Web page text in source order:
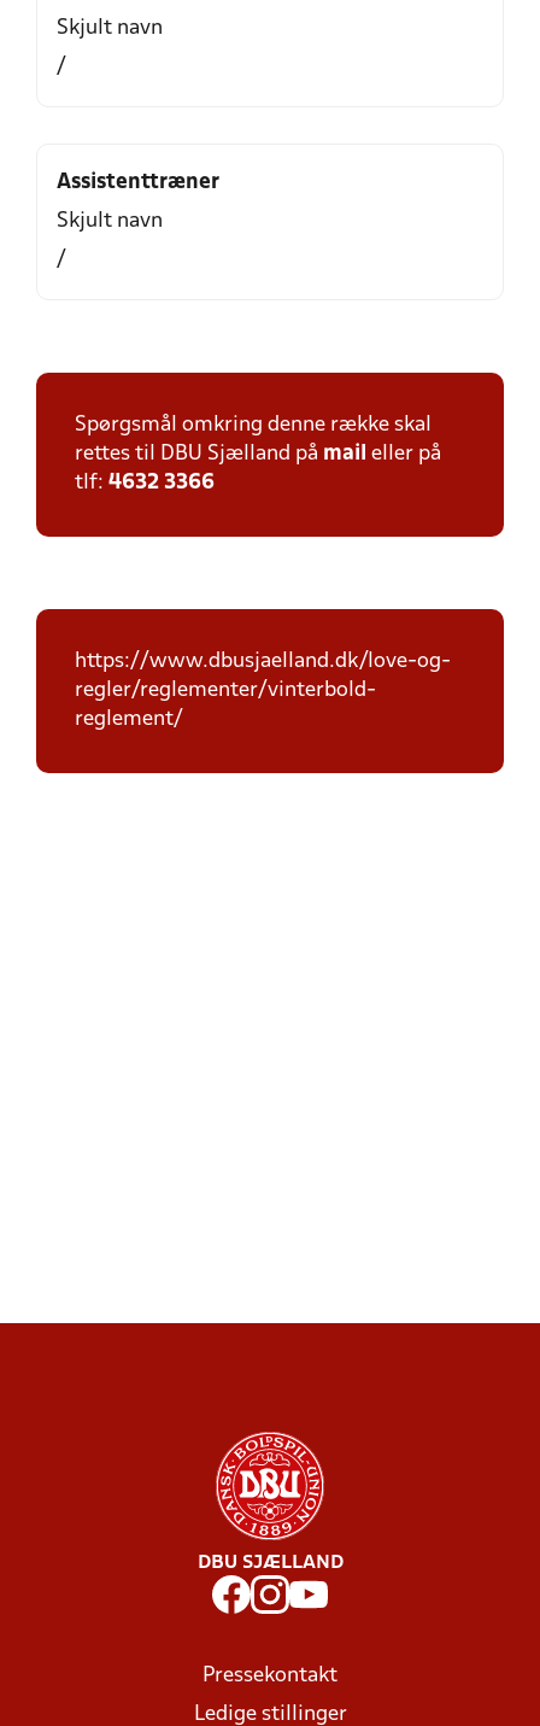
Skjult navn
/
Assistenttræner
Skjult navn
/
Spørgsmål omkring denne række skal
rettes til DBU Sjælland på mail eller på
tlf: 4632 3366
https://www.dbusjaelland.dk/love-og-
regler/reglementer/vinterbold-
reglement/
DBU SJÆLLAND
Pressekontakt
Ledige stillinger